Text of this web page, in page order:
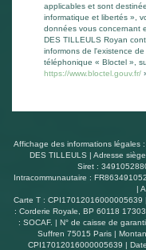
applicables et sont
informatique et libertés »,
données vous concernant
DES TILLEULS Royan
informons de l'existence
téléphonique « Bloctel »,
https://www.bloctel.gouv.fr/
Affichage des informations légales
DES TILLEULS | Adresse
Siret :
Intracommunautaire :
|
Carte T :
: Corderie Royale, BP 60118
: SOCAF. | N° de caisse de
Suffren 75015 Paris |
CPI17012016000005639 |